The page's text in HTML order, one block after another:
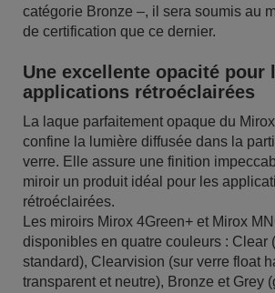
catégorie Bronze –, il sera soumis au
de certification que ce dernier.
Une excellente opacité pour
applications rétroéclairées
La laque parfaitement opaque du
confine la lumière diffusée dans la
verre. Elle assure une finition
miroir un produit idéal pour les
rétroéclairées.
Les miroirs Mirox 4Green+ et Mirox
disponibles en quatre couleurs : Clear
standard), Clearvision (sur verre float
transparent et neutre), Bronze et Grey